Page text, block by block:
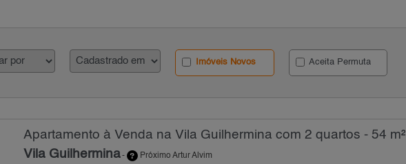
Imóveis Novos Aceita Permuta
Apartamento à Venda na Vila Guilhermina com 2 quartos - 54 m²
Vila Guilhermina- Próximo Artur Alvim